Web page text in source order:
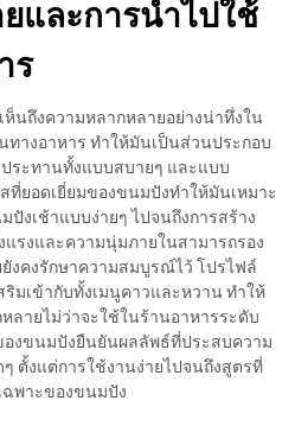
และการนำไปใช้
ร
นถึงความหลากหลายอย่างน่าทึ่งใน
ทางอาหาร ทำให้มันเป็นส่วนประกอบ
ระทานทั้งแบบสบายๆ และแบบ
ที่ยอดเยี่ยมของขนมปังทำให้มันเหมาะ
งเช้าแบบง่ายๆ ไปจนถึงการสร้าง
รงและความนุ่มภายในสามารถรอง
งคงรักษาความสมบูรณ์ไว้ โปรไฟล์
มเข้ากับทั้งเมนูคาวและหวาน ทำให้
ลายไม่ว่าจะใช้ในร้านอาหารระดับ
งขนมปังยืนยันผลลัพธ์ที่ประสบความ
ตั้งแต่การใช้งานง่ายไปจนถึงสูตรที่
พาะของขนมปัง